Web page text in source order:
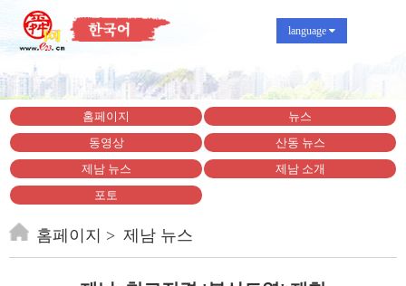
language
홈페이지
뉴스
동영상
산동 뉴스
제남 뉴스
제남 소개
포토
홈페이지 제남 뉴스